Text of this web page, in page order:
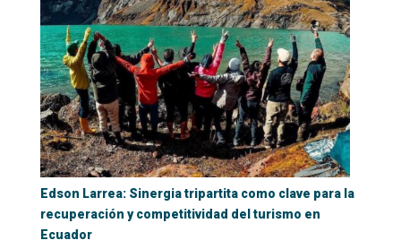
Edson Larrea: Sinergia tripartita como clave para la
recuperación y competitividad del turismo en
Ecuador